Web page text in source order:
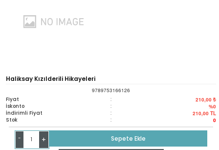
Haliksay Kızılderili Hikayeleri
9789753166126
Fiyat : 210,00 ₺
İskonto : %0
İndirimli Fiyat : 210,00 TL
Stok : 0
- + Sepete Ekle